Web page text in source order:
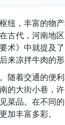
纽，丰富的物
古代，河南地
》中就提及
凉拌牛肉的形
随着交通的便
的大街小巷，
菜品。在不同
加丰富多彩。